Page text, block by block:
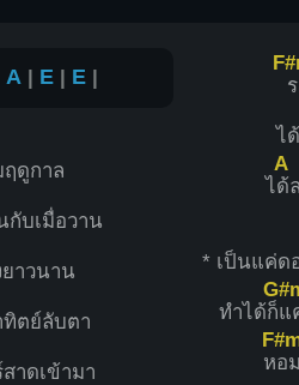
A| E| E|
ดูกาล
กับเมื่อวาน
าวนาน
ทิตย์ลับตา
าดเข้ามา
ไ
ไ
A
ด้
* เป็นแค่ด
ทำได้ก็แ
หอ